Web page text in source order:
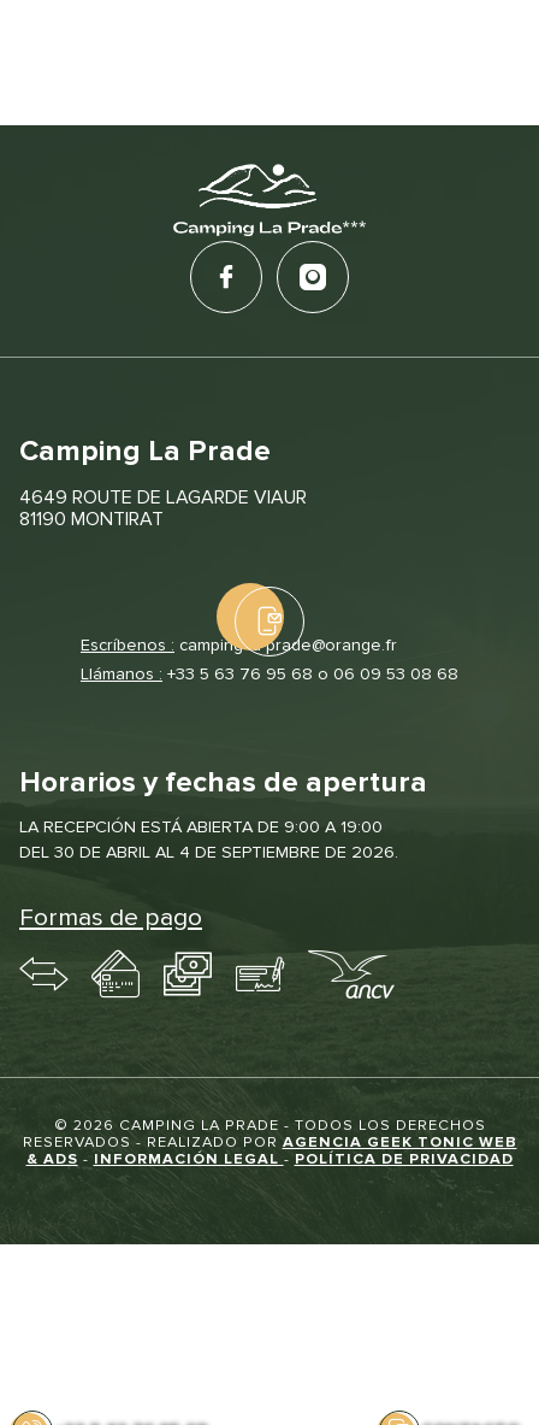
Camping La Prade
4649 ROUTE DE LAGARDE VIAUR
81190 MONTIRAT
Escríbenos : camping-la-prade@orange.fr
Llámanos : +33 5 63 76 95 68 o 06 09 53 08 68
Horarios y fechas de apertura
LA RECEPCIÓN ESTÁ ABIERTA DE 9:00 A 19:00
DEL 30 DE ABRIL AL 4 DE SEPTIEMBRE DE 2026.
Formas de pago
© 2026 CAMPING LA PRADE - TODOS LOS DERECHOS
RESERVADOS - REALIZADO POR AGENCIA GEEK TONIC WEB
& ADS - INFORMACIÓN LEGAL - POLÍTICA DE PRIVACIDAD